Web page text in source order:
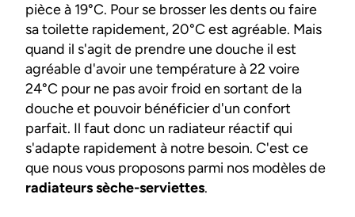
pièce à 19°C. Pour se brosser les dents ou faire
sa toilette rapidement, 20°C est agréable. Mais
quand il s'agit de prendre une douche il est
agréable d'avoir une température à 22 voire
24°C pour ne pas avoir froid en sortant de la
douche et pouvoir bénéficier d'un confort
parfait. Il faut donc un radiateur réactif qui
s'adapte rapidement à notre besoin. C'est ce
que nous vous proposons parmi nos modèles de
radiateurs sèche-serviettes.